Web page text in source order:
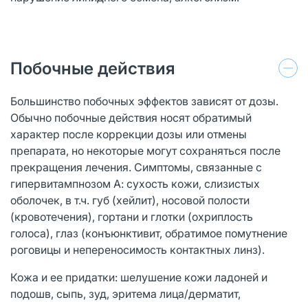
Побочные действия
Большинство побочных эффектов зависят от дозы.
Обычно побочные действия носят обратимый
характер после коррекции дозы или отмены
препарата, но некоторые могут сохраняться после
прекращения лечения. Симптомы, связанные с
гипервитампнозом А: сухость кожи, слизистых
оболочек, в т.ч. губ (хейлит), носовой полости
(кровотечения), гортани и глотки (охриплость
голоса), глаз (конъюнктивит, обратимое помутнение
роговицы и непереносимость контактных линз).
Кожа и ее придатки: шелушение кожи ладоней и
подошв, сыпь, зуд, эритема лица/дерматит,